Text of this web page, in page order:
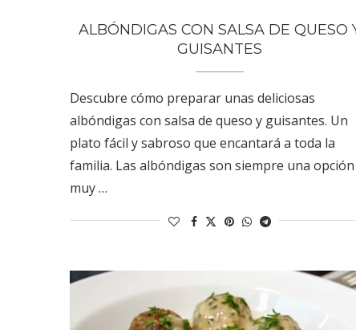
ALBÓNDIGAS CON SALSA DE QUESO
GUISANTES
Descubre cómo preparar unas deliciosas
albóndigas con salsa de queso y guisantes. Un
plato fácil y sabroso que encantará a toda la
familia. Las albóndigas son siempre una opción
muy …